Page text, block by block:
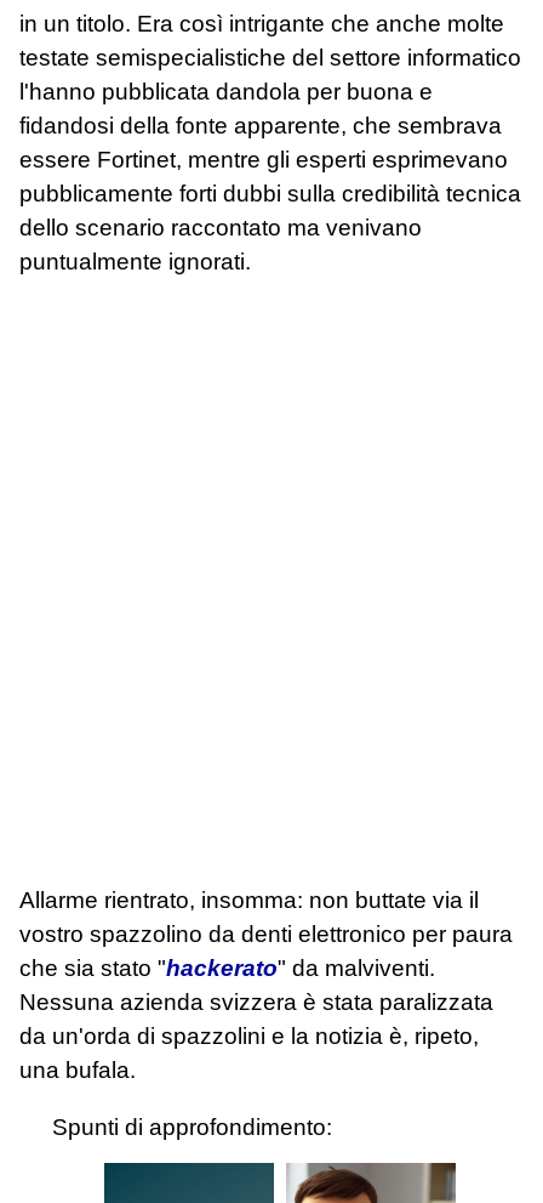
in un titolo. Era così intrigante che anche molte
testate semispecialistiche del settore informatico
l'hanno pubblicata dandola per buona e
fidandosi della fonte apparente, che sembrava
essere Fortinet, mentre gli esperti esprimevano
pubblicamente forti dubbi sulla credibilità tecnica
dello scenario raccontato ma venivano
puntualmente ignorati.
Allarme rientrato, insomma: non buttate via il
vostro spazzolino da denti elettronico per paura
che sia stato "hackerato" da malviventi.
Nessuna azienda svizzera è stata paralizzata
da un'orda di spazzolini e la notizia è, ripeto,
una bufala.
Spunti di approfondimento: